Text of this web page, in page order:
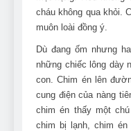
cháu không qua khỏi.
muôn loài đồng ý.
Dù đang ốm nhưng
những chiếc lông dày
con. Chim én lên
cung điện của nàng
chim én thấy một
chim bị lạnh, chim én